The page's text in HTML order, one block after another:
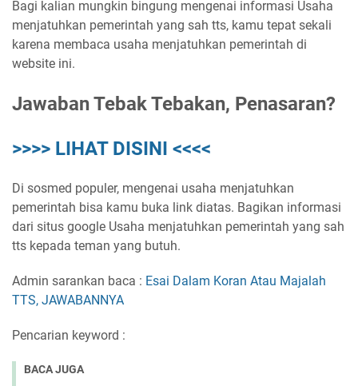
Bagi kalian mungkin bingung mengenai informasi Usaha
menjatuhkan pemerintah yang sah tts, kamu tepat sekali
karena membaca usaha menjatuhkan pemerintah di
website ini.
Jawaban Tebak Tebakan, Penasaran?
>>>> LIHAT DISINI <<<<
Di sosmed populer, mengenai usaha menjatuhkan
pemerintah bisa kamu buka link diatas. Bagikan informasi
dari situs google Usaha menjatuhkan pemerintah yang sah
tts kepada teman yang butuh.
Admin sarankan baca : Esai Dalam Koran Atau Majalah
TTS, JAWABANNYA
Pencarian keyword :
BACA JUGA